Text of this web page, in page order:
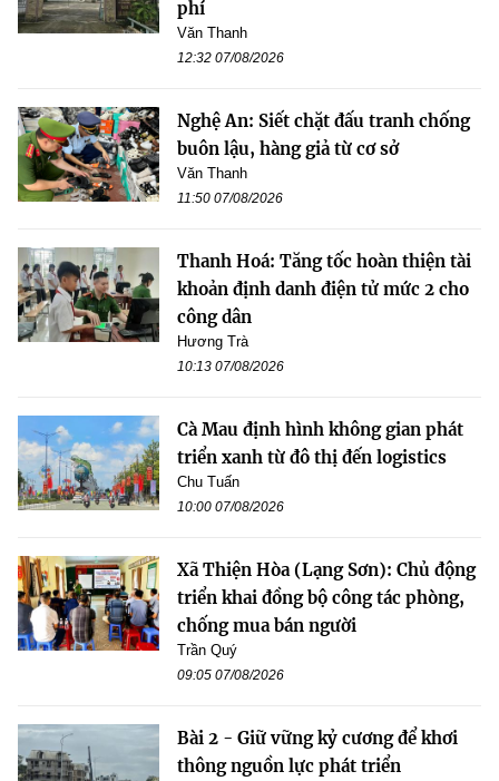
phí
Văn Thanh
12:32 07/08/2026
Nghệ An: Siết chặt đấu tranh chống
buôn lậu, hàng giả từ cơ sở
Văn Thanh
11:50 07/08/2026
Thanh Hoá: Tăng tốc hoàn thiện tài
khoản định danh điện tử mức 2 cho
công dân
Hương Trà
10:13 07/08/2026
Cà Mau định hình không gian phát
triển xanh từ đô thị đến logistics
Chu Tuấn
10:00 07/08/2026
Xã Thiện Hòa (Lạng Sơn): Chủ động
triển khai đồng bộ công tác phòng,
chống mua bán người
Trần Quý
09:05 07/08/2026
Bài 2 - Giữ vững kỷ cương để khơi
thông nguồn lực phát triển